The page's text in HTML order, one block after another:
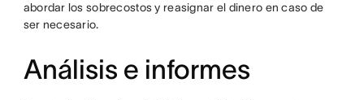
abordar los sobrecostos y reasignar el dinero en caso de
ser necesario.
Análisis e informes